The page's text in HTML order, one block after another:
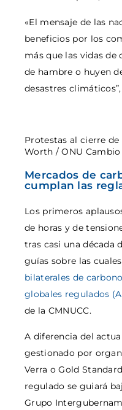
«El mensaje de las
beneficios por los
más que las vidas de
de hambre o huyen
desastres
Protestas al cierre de
Worth / ONU
Mercados de
cumplan las
Los primeros
de horas y de
tras casi una década
guías sobre las
bilaterales de
globales regulados
de la CMNUCC.
A diferencia del
gestionado por
Verra o Gold
regulado se guiará
Grupo